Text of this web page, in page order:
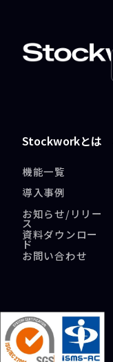
Stockworkとは
機能一覧
導入事例
お知らせ/リリー
ス
資料ダウンロー
ド
お問い合わせ